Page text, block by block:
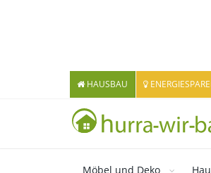
HAUSBAU
Möbel und Deko